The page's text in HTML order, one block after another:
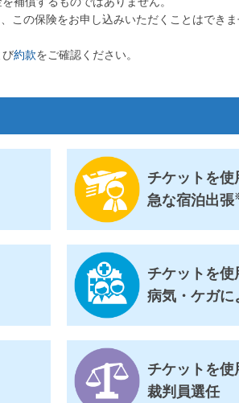
この保険をお申し込みいただくことはでき
び約款をご確認ください。
チケットを使
急な宿泊出張
チケットを
病気・ケガに
チケットを使
裁判員選任